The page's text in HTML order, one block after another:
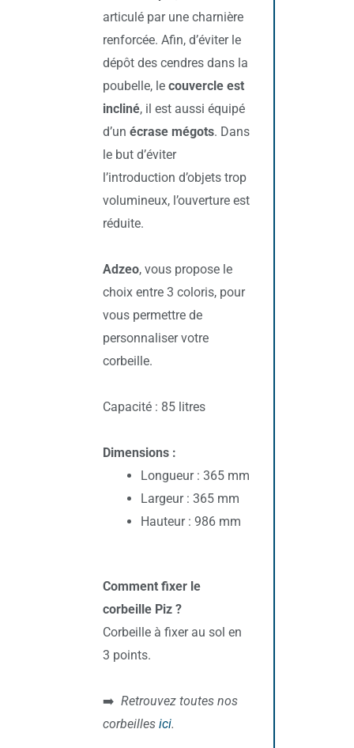
articulé par une charnière
renforcée. Afin, d’éviter le
dépôt des cendres dans la
poubelle, le couvercle est
incliné, il est aussi équipé
d’un écrase mégots. Dans
le but d’éviter
l’introduction d’objets trop
volumineux, l’ouverture est
réduite.
Adzeo, vous propose le
choix entre 3 coloris, pour
vous permettre de
personnaliser votre
corbeille.
Capacité : 85 litres
Dimensions :
Longueur : 365 mm
Largeur : 365 mm
Hauteur : 986 mm
Comment fixer le
corbeille Piz ?
Corbeille à fixer au sol en
3 points.
➡️ Retrouvez toutes nos
corbeilles ici.